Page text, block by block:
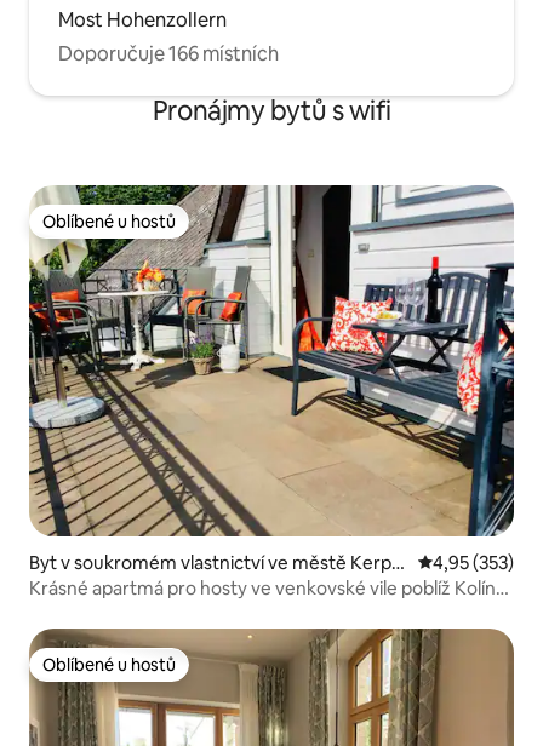
Most Hohenzollern
Doporučuje 166 místních
Pronájmy bytů s wifi
Oblíbené u hostů
Oblíbené u hostů
Byt v soukromém vlastnictví ve městě Kerpe
n
Průměrné
4,95 (353)
Krásné apartmá pro hosty ve venkovské vile poblíž Kolína
Oblíbené u hostů
Oblíbené u hostů